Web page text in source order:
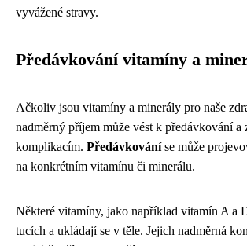
vyvážené stravy.
Předávkování vitamíny a
Ačkoliv jsou vitamíny a minerály pro naše
nadměrný příjem může vést k předávkování a
komplikacím. Předávkováníse může
na konkrétním vitamínu či minerálu.
Některé vitamíny, jako například vitamín A a
tucích a ukládají se v těle. Jejich nadměrná